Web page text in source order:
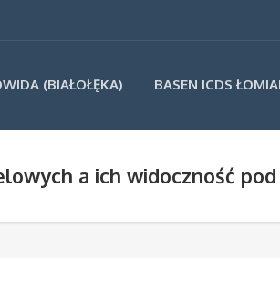
(BIAŁOŁĘKA) BASEN ICDS
a ich widoczność